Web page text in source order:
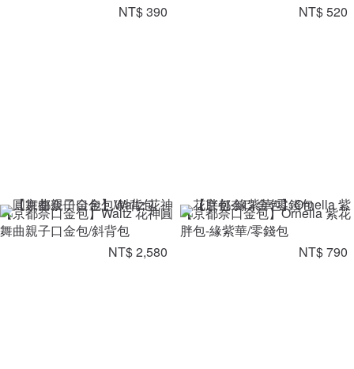
NT$ 390
NT$ 520
【京都奈口金包】Waltz 花神圓
舞曲親子口金包/斜背包
NT$ 2,580
【京都奈口金包】Ornella 紫花
胖包-緣紫華/零錢包
NT$ 790